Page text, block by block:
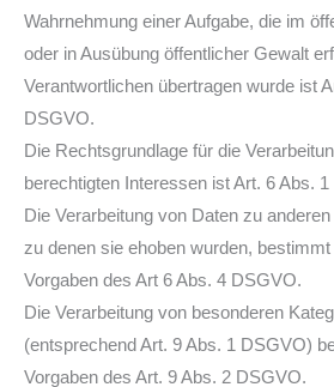
Wahrnehmung einer Aufgabe, die im
oder in Ausübung öffentlicher Gewalt
Verantwortlichen übertragen wurde ist
DSGVO.
Die Rechtsgrundlage für die
berechtigten Interessen ist Art. 6 Abs.
Die Verarbeitung von Daten zu
zu denen sie ehoben wurden,
Vorgaben des Art 6 Abs. 4 DSGVO.
Die Verarbeitung von besonderen
(entsprechend Art. 9 Abs. 1 DSGVO)
Vorgaben des Art. 9 Abs. 2 DSGVO.